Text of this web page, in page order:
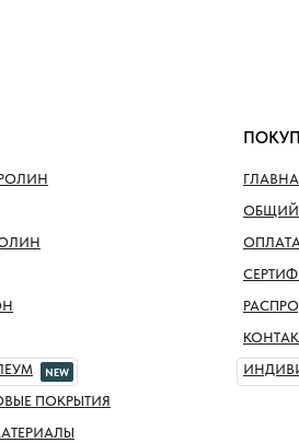
NEW
ПОКРЫТИЯ
ОБЩИЙ